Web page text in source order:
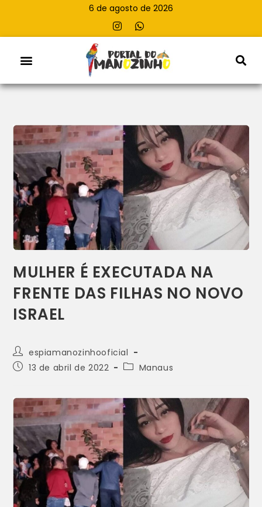
6 de agosto de 2026
MULHER É EXECUTADA NA
FRENTE DAS FILHAS NO NOVO
ISRAEL
espiamanozinhooficial
13 de abril de 2022
Manaus